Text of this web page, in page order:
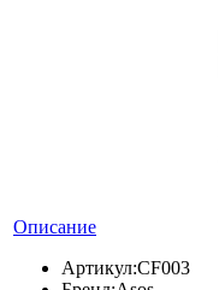
Описание
Артикул:CF003